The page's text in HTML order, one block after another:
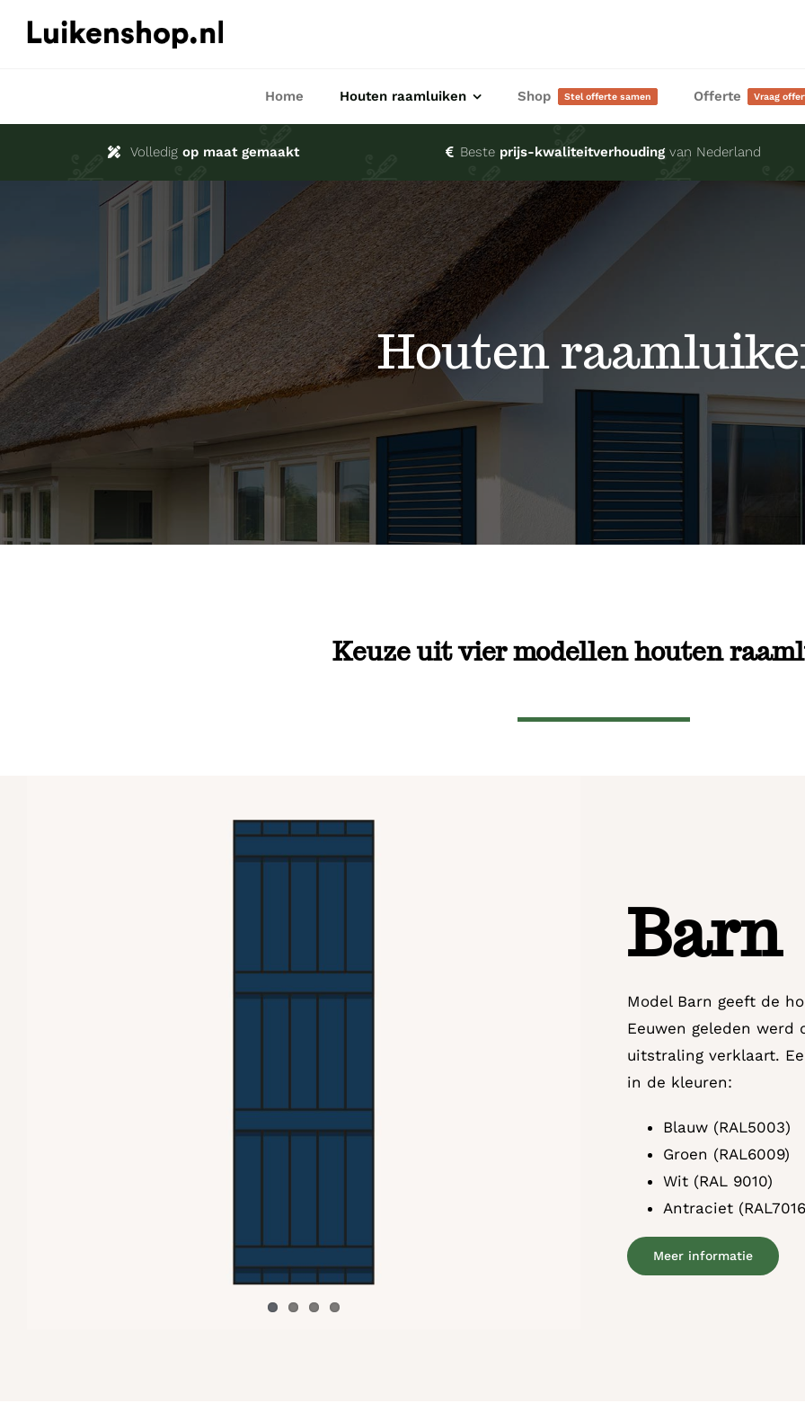
naar
Home Houten raamluiken Shop Stel offerte samen Offerte Vraag
Volledigop maat gemaakt Beste prijs-kwaliteitverhoudingvan Nederland
Houten
Keuze uit vier modellen houten
Barn
Model Barn geeft de
Eeuwen geleden
uitstraling verklaart.
in de kleuren:
Blauw (RAL5003)
Groen (RAL6009)
Wit (RAL 9010)
Antraciet
Meer informatie